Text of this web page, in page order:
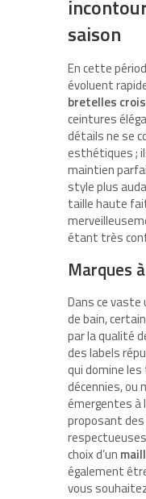
saison
En cette
évoluent
bretelles
ceintures
détails ne se
esthétiques ;
maintien
style plus
taille haute
étant très
Marques
Dans ce
de bain,
par la qualité
des labels
qui domine
décennies, ou
émergentes à
proposant
choix d’un
également
vous